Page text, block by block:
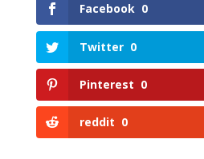
Facebook 0
Twitter 0
Pinterest 0
reddit 0